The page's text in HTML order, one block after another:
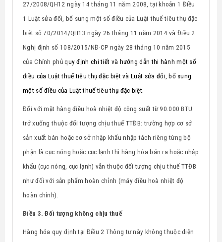
27/2008/QH12 ngày 14 tháng 11 năm 2008, tại khoản 1 Điều
1 Luật sửa đổi, bổ sung một số điều của Luật thuế tiêu thụ đặc
biệt số 70/2014/QH13 ngày 26 tháng 11 năm 2014 và Điều 2
Nghị định số 108/2015/NĐ-CP ngày 28 tháng 10 năm 2015
của Chính phủ quy định chi tiết và hướng dẫn thi hành một số
điều của Luật thuế tiêu thụ đặc biệt và Luật sửa đổi, bổ sung
một số điều của Luật thuế tiêu thụ đặc biệt.
Đối với mặt hàng điều hoà nhiệt độ công suất từ 90.000 BTU
trở xuống thuộc đối tượng chịu thuế TTĐB: trường hợp cơ sở
sản xuất bán hoặc cơ sở nhập khẩu nhập tách riêng từng bộ
phận là cục nóng hoặc cục lạnh thì hàng hóa bán ra hoặc nhập
khẩu (cục nóng, cục lạnh) vẫn thuộc đối tượng chịu thuế TTĐB
như đối với sản phẩm hoàn chỉnh (máy điều hoà nhiệt độ
hoàn chỉnh).
Điều 3. Đối tượng không chịu thuế
Hàng hóa quy định tại Điều 2 Thông tư này không thuộc diện